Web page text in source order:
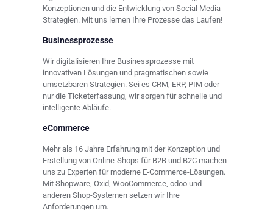
Konzeptionen und die Entwicklung von Social Media
Strategien. Mit uns lernen Ihre Prozesse das Laufen!
Businessprozesse
Wir digitalisieren Ihre Businessprozesse mit
innovativen Lösungen und pragmatischen sowie
umsetzbaren Strategien. Sei es CRM, ERP, PIM oder
nur die Ticketerfassung, wir sorgen für schnelle und
intelligente Abläufe.
eCommerce
Mehr als 16 Jahre Erfahrung mit der Konzeption und
Erstellung von Online-Shops für B2B und B2C machen
uns zu Experten für moderne E-Commerce-Lösungen.
Mit Shopware, Oxid, WooCommerce, odoo und
anderen Shop-Systemen setzen wir Ihre
Anforderungen um.